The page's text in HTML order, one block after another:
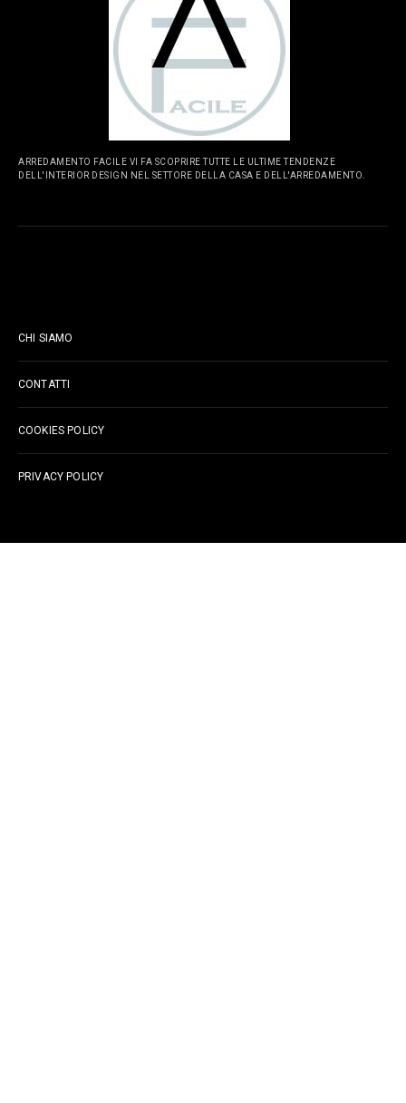
ARREDAMENTO FACILE VI FA SCOPRIRE TUTTE LE ULTIME TENDENZE
DELL'INTERIOR DESIGN NEL SETTORE DELLA CASA E DELL'ARREDAMENTO.
CHI SIAMO
CONTATTI
COOKIES POLICY
PRIVACY POLICY